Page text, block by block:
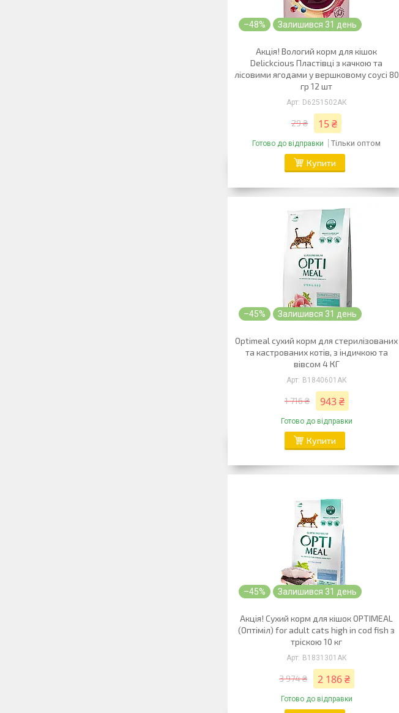
–48% Залишився 31 день
Акція! Вологий корм для кішок
Delickcious Пластівці з качкою та
лісовими ягодами у вершковому соусі 80
гр 12 шт
D6251502АК
29 ₴ 15 ₴
Готово до відправки Тільки оптом
Купити
–45% Залишився 31 день
Optimeal сухий корм для стерилізованих
та кастрованих котів, з індичкою та
вівсом 4 КГ
B1840601АК
1 716 ₴ 943 ₴
Готово до відправки
Купити
–45% Залишився 31 день
Акція! Сухий корм для кішок OPTIMEAL
(Оптіміл) for adult cats high in cod fish з
тріскою 10 кг
B1831301АК
3 974 ₴ 2 186 ₴
Готово до відправки